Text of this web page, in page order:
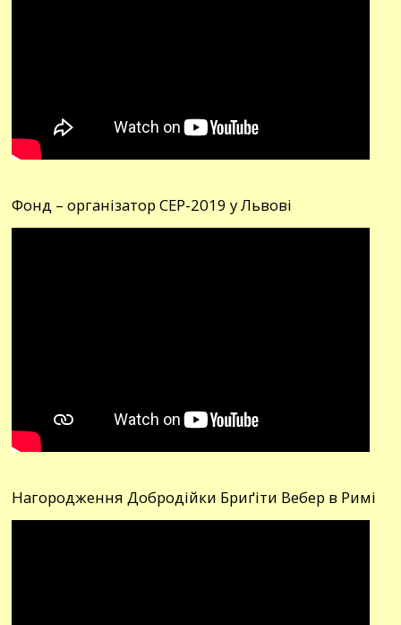
Фонд – організатор СЕР-2019 у Львові
Нагородження Добродійки Бриґіти Вебер в Римі